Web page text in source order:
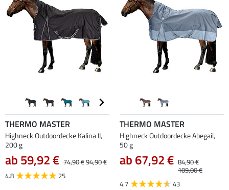
THERMO MASTER
Highneck Outdoordecke Kalina II,
200 g
ab 59,92 € 74,90 €94,90 €
4.8
25
THERMO MASTER
Highneck Outdoordecke Abegail,
50 g
ab 67,92 € 84,90 €
109,00 €
4.7
43